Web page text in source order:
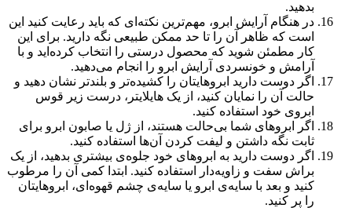
بدهید.
در هنگام آرایش ابرو، مهم‌ترین نکته‌ای که باید رعایت کنید این
است که ظاهر آن را تا حد ممکن طبیعی نگه دارید. برای این
کار مطمئن شوید که محصول درستی را انتخاب کرده‌اید و با
آرامش و خونسردی آرایش ابرو را انجام می‌دهید.
اگر دوست دارید ابروهایتان را کشیده‌تر و بلندتر نشان دهید و
حالت آن را نمایان کنید، از یک هایلایتر، درست زیر قوس
ابروی خود استفاده کنید.
اگر ابروهای شما بی‌حالت هستند، از ژل یا صابون ابرو برای
ثابت نگه داشتن و لیفت کردن آن‌ها استفاده کنید.
اگر دوست دارید به ابروهای خود جلوه‌ی بیشتری بدهید، از یک
براش سفت و زاویه‌دار استفاده کنید. ابتدا کمی آن را مرطوب
کنید و بعد با سایه‌ی ابرو یا سایه‌ی چشم قهوه‌ای، ابروهایتان
را پر کنید.